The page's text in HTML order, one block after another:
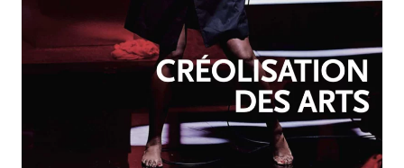
OCTOBRE-DÉCEMBRE 2025
Créolisation des arts